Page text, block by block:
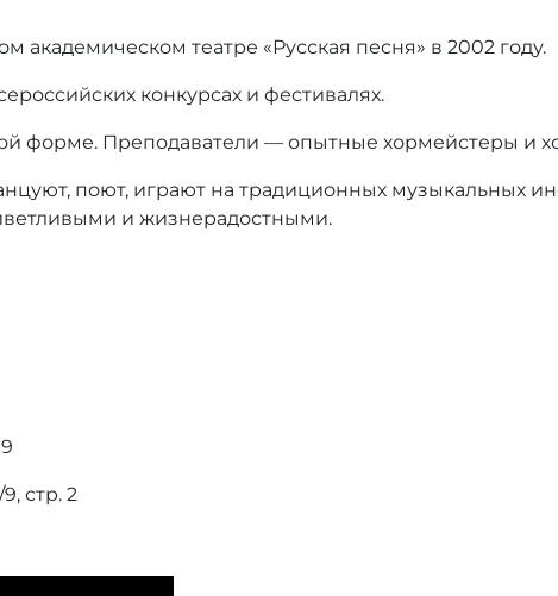
академическом театре «Русская песня» в 2002 году.
конкурсах и фестивалях.
форме. Преподаватели — опытные хормейстеры и
поют, играют на традиционных музыкальных
и жизнерадостными.
стр. 2